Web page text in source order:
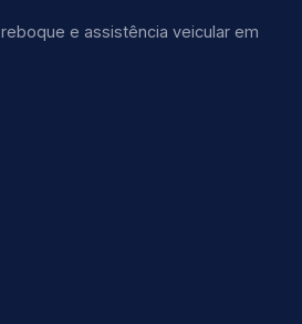
e assistência veicular em